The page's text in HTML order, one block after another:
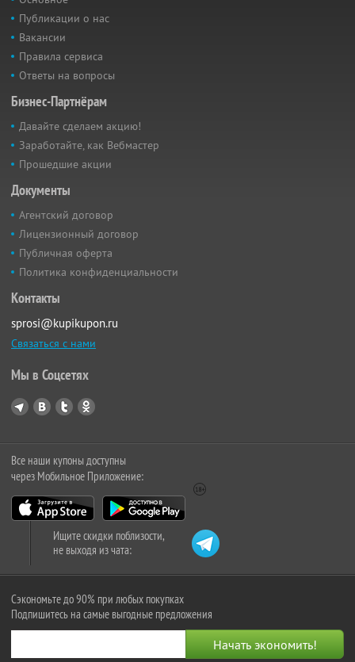
Публикации о нас
Вакансии
Правила сервиса
Ответы на вопросы
Бизнес-Партнёрам
Давайте сделаем акцию!
Заработайте, как Вебмастер
Прошедшие акции
Документы
Агентский договор
Лицензионный договор
Публичная оферта
Политика конфиденциальности
Контакты
sprosi@kupikupon.ru
Связаться с нами
Мы в Соцсетях
Все наши купоны доступны
через Мобильное Приложение:
Ищите скидки поблизости,
не выходя из чата:
Сэкономьте до 90% при любых покупках
Подпишитесь на самые выгодные предложения